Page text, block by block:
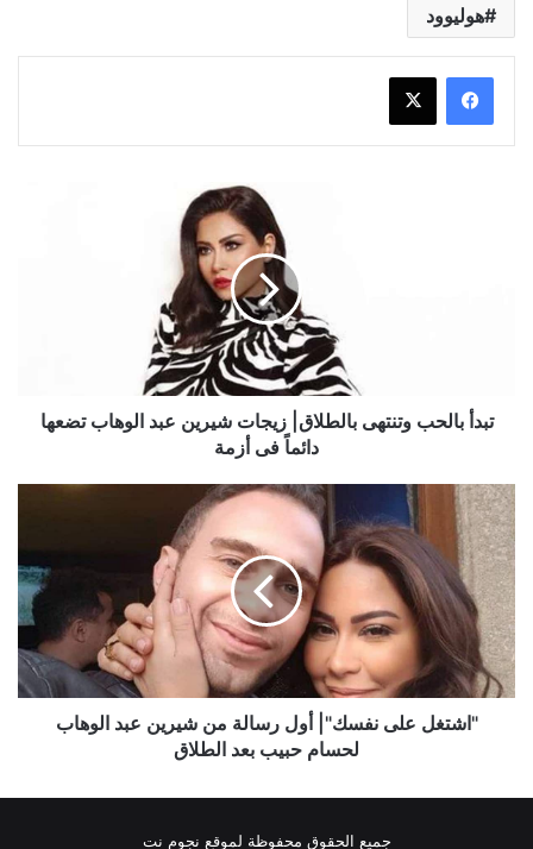
هوليوود
دائماًتبدأ بالحب وتنتهى بالطلاق| زيجات شيرين عبد الوهاب تضعها
دائماً فى أزمة
"اشتغل
على
نفسك"|
أول
رسالة
من
شيرين
عبد
الوهاب
لحسام
الطلاق
"اشتغل على نفسك"| أول رسالة من شيرين عبد الوهاب
لحسام حبيب بعد الطلاق
جميع الحقوق محفوظة لموقع نجوم نت